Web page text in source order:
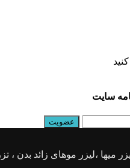
سایت
میها ،لیزر موهای زائد بدن ،